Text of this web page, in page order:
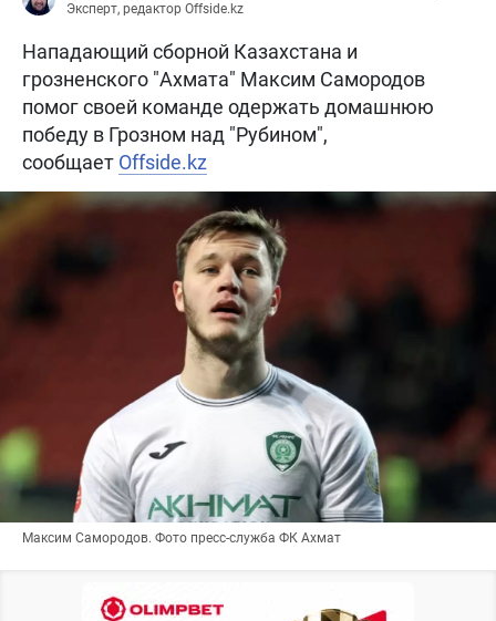
Эксперт, редактор Offside.kz
Нападающий сборной Казахстана и
грозненского "Ахмата" Максим Самородов
помог своей команде одержать домашнюю
победу в Грозном над "Рубином",
сообщает Offside.kz
Максим Самородов. Фото пресс-служба ФК Ахмат